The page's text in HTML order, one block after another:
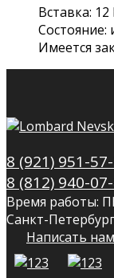
Вставка:
Состояние:
Имеется
8 (921) 951-
8 (812) 940-
Время работы:
Санкт-
Написать нам